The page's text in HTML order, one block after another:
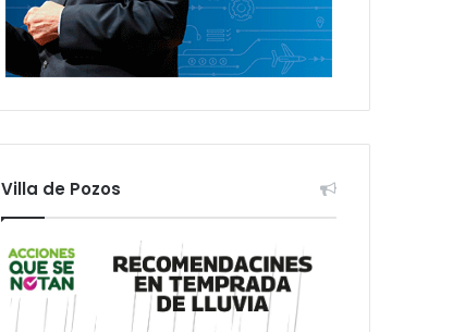
Villa de Pozos